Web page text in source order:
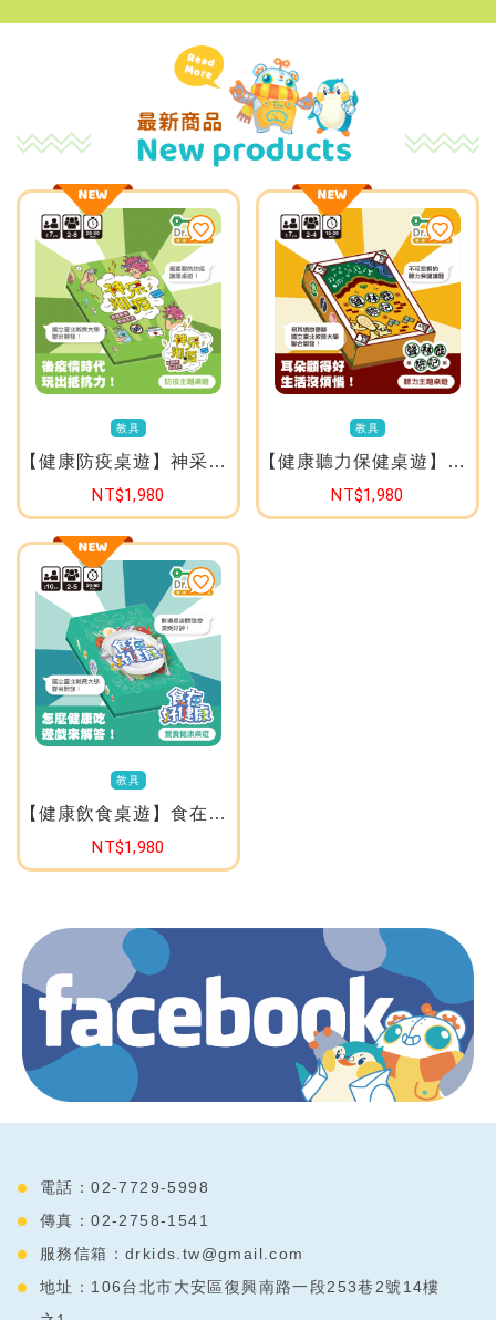
教具
【健康防疫桌遊】神采抑疫
NT$1,980
教具
【健康聽力保健桌遊】聲林歷險記
NT$1,980
教具
【健康飲食桌遊】食在好健康
NT$1,980
電話：02-7729-5998
傳真：02-2758-1541
服務信箱： drkids.tw@gmail.com
地址：106台北市大安區復興南路一段253巷2號14樓